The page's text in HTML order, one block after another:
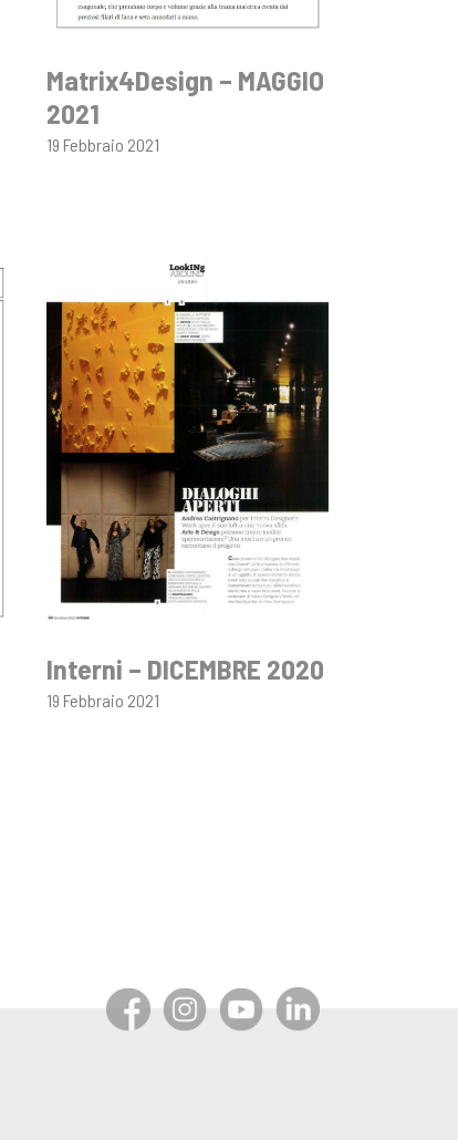
Matrix4Design – MAGGIO
2021
19 Febbraio 2021
Interni – DICEMBRE 2020
19 Febbraio 2021